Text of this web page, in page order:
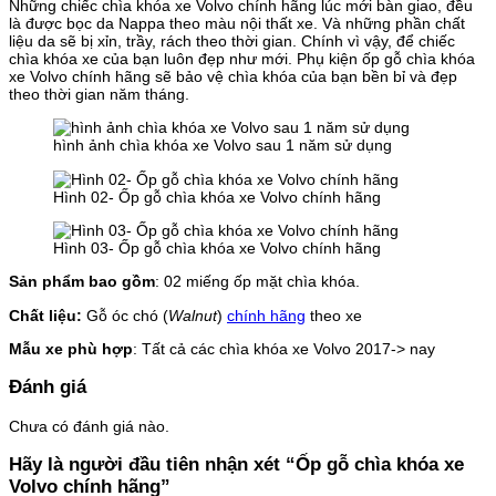
Những chiếc chìa khóa xe Volvo chính hãng lúc mới bàn giao, đều
là được bọc da Nappa theo màu nội thất xe. Và những phần chất
liệu da sẽ bị xỉn, trầy, rách theo thời gian. Chính vì vậy, để chiếc
chìa khóa xe của bạn luôn đẹp như mới. Phụ kiện ốp gỗ chìa khóa
xe Volvo chính hãng sẽ bảo vệ chìa khóa của bạn bền bỉ và đẹp
theo thời gian năm tháng.
hình ảnh chìa khóa xe Volvo sau 1 năm sử dụng
Hình 02- Ốp gỗ chìa khóa xe Volvo chính hãng
Hình 03- Ốp gỗ chìa khóa xe Volvo chính hãng
Sản phẩm bao gồm: 02 miếng ốp mặt chìa khóa.
Chất liệu: Gỗ óc chó (Walnut) chính hãng theo xe
Mẫu xe phù hợp: Tất cả các chìa khóa xe Volvo 2017-> nay
Đánh giá
Chưa có đánh giá nào.
Hãy là người đầu tiên nhận xét “Ốp gỗ chìa khóa xe
Volvo chính hãng”